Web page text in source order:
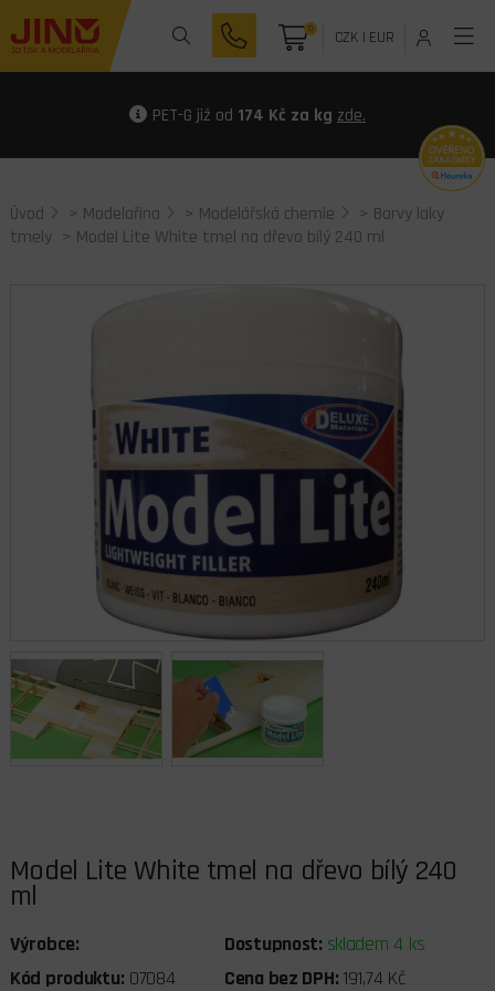
0 CZK| EUR
PET-G již od 174 Kč za kg zde.
Úvod > Modelařina > Modelářská chemie > Barvy laky
tmely > Model Lite White tmel na dřevo bílý 240 ml
Model Lite White tmel na dřevo bílý 240
ml
Výrobce: Dostupnost: skladem 4 ks
Kód produktu: 07084 Cena bez DPH:191,74 Kč